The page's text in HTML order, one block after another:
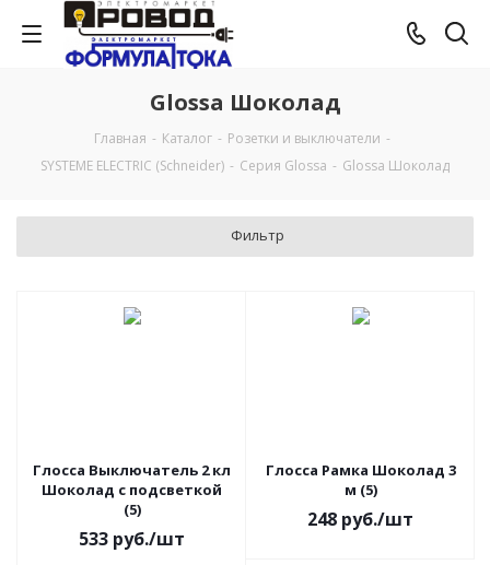
Glossa Шоколад
Главная - Каталог - Розетки и выключатели -
SYSTEME ELECTRIC (Schneider) - Серия Glossa - Glossa Шоколад
Фильтр
Глосса Выключатель 2 кл
Шоколад с подсветкой
(5)
533 руб./шт
Глосса Рамка Шоколад 3
м (5)
248 руб./шт